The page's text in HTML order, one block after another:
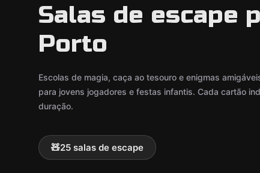
Salas de escape
Porto
Escolas de magia, caça ao tesouro e enigmas
para jovens jogadores e festas infantis. Cada cartão
duração.
🧸25 salas de escape